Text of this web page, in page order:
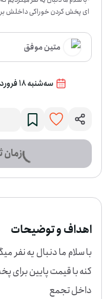
ای پخش کردن خوراکی داخلش
متین موفق
سه‌شنبه 18 فروردین
زمان
اهداف و توضیحات
با سلام ما دنبال یه نفر
کنه با قیمت پایین
داخل تجمع